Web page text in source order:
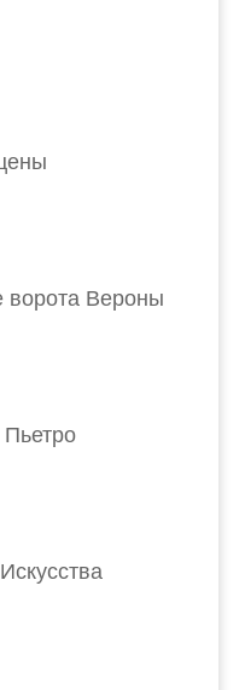
— расписание и цены
Вероны